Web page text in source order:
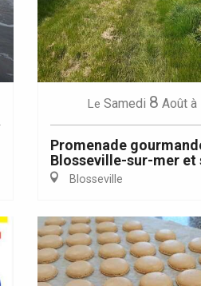
Le Samedi 8 Août à
Promenade
Blosseville-sur-mer et
Blosseville